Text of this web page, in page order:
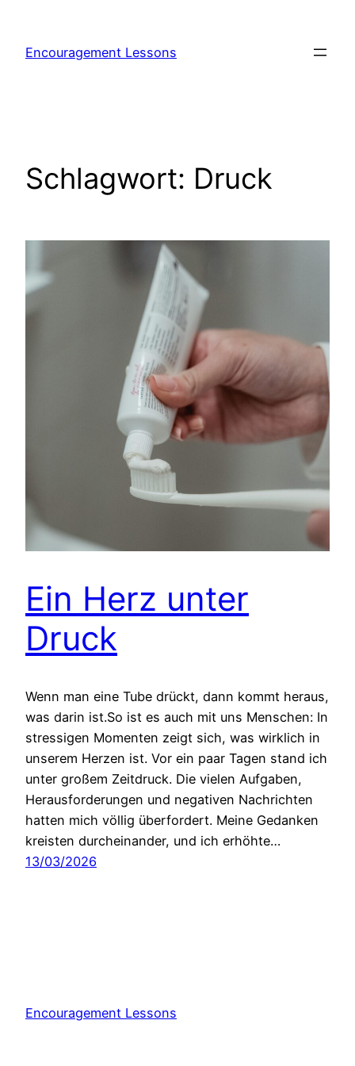
Encouragement Lessons
Schlagwort: Druck
Ein Herz unter
Druck
Wenn man eine Tube drückt, dann kommt heraus,
was darin ist.So ist es auch mit uns Menschen: In
stressigen Momenten zeigt sich, was wirklich in
unserem Herzen ist. Vor ein paar Tagen stand ich
unter großem Zeitdruck. Die vielen Aufgaben,
Herausforderungen und negativen Nachrichten
hatten mich völlig überfordert. Meine Gedanken
kreisten durcheinander, und ich erhöhte…
13/03/2026
Encouragement Lessons